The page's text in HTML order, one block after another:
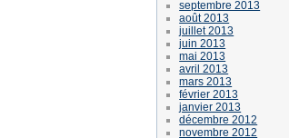
septembre 2013
août 2013
juillet 2013
juin 2013
mai 2013
avril 2013
mars 2013
février 2013
janvier 2013
décembre 2012
novembre 2012